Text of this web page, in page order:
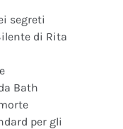
segreti
di Rita
Bath
per gli